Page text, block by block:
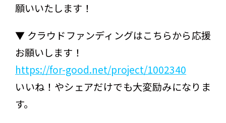
願いいたします！
▼ クラウドファンディングはこちらから応援
お願いします！
https://for-good.net/project/1002340
いいね！やシェアだけでも大変励みになりま
す。